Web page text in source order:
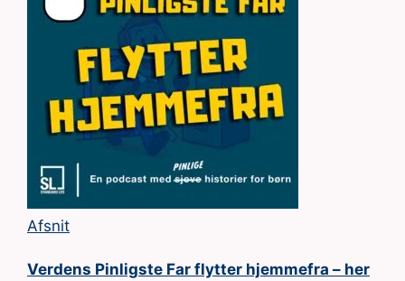
Afsnit
Verdens Pinligste Far flytter hjemmefra – her